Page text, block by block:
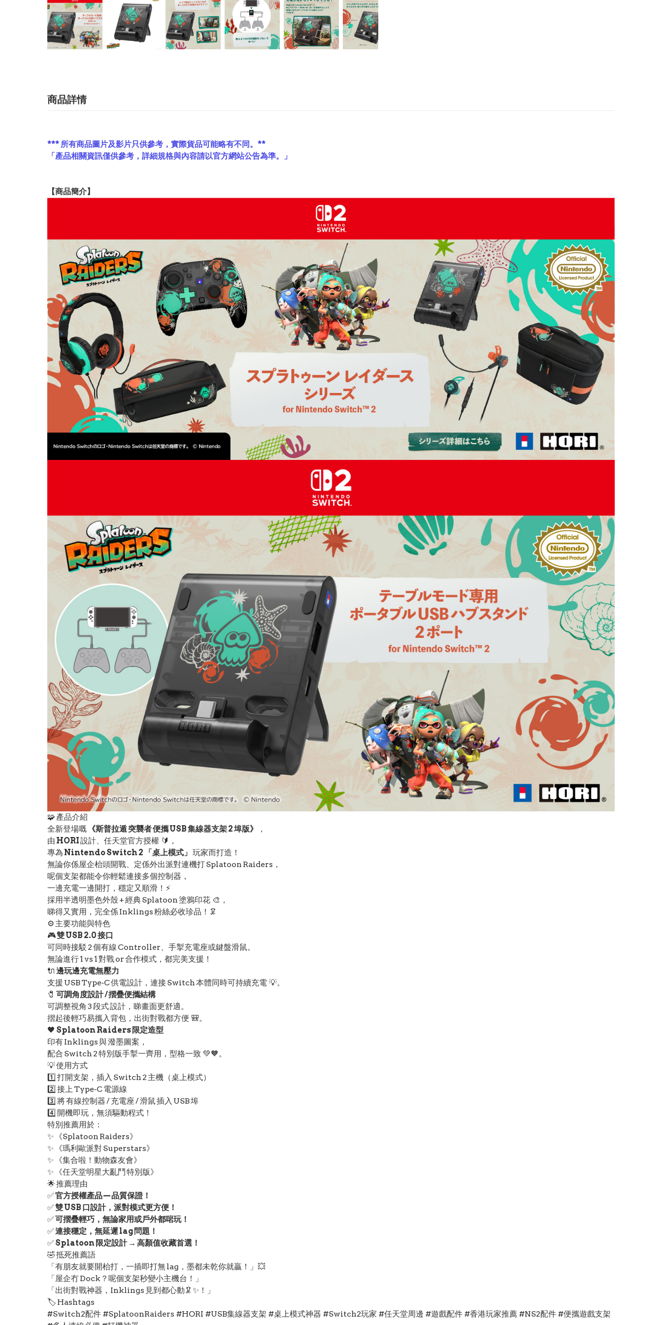
商品詳情
*** 所有商品圖片及影片只供參考，實際貨品可能略有不同。**
「產品相關資訊僅供參考，詳細規格與內容請以官方網站公告為準。」
【商品簡介】
🧩 產品介紹
全新登場嘅 《斯普拉遁 突襲者 便攜 USB 集線器支架 2 埠版》
，
由 HORI設計、任天堂官方授權 🔰，
專為 Nintendo Switch 2 「桌上模式」 玩家而打造！
無論你係屋企枱頭開戰、定係外出派對連機打 Splatoon Raiders，
呢個支架都能令你輕鬆連接多個控制器，
一邊充電一邊開打，穩定又順滑！⚡
採用半透明墨色外殼 + 經典 Splatoon 塗鴉印花 🎨，
睇得又實用，完全係 Inklings 粉絲必收珍品！🦑
⚙️ 主要功能與特色
🎮雙 USB 2.0 接口
可同時接駁 2 個有線 Controller、手掣充電座或鍵盤滑鼠。
無論進行 1 vs 1 對戰 or 合作模式，都完美支援！
🔌 邊玩邊充電無壓力
支援 USB Type‑C 供電設計，連接 Switch 本體同時可持續充電 💡。
🧷 可調角度設計 / 摺疊便攜結構
可調整視角 3 段式 設計，睇畫面更舒適。
摺起後輕巧易攜入背包，出街對戰都方便 🎒。
🖤 Splatoon Raiders 限定造型
印有 Inklings 與 潑墨圖案，
配合 Switch 2 特別版手掣一齊用，型格一致 💚🧡。
💡 使用方式
1️⃣ 打開支架，插入 Switch 2 主機（桌上模式）
2️⃣ 接上 Type‑C 電源線
3️⃣ 將 有線控制器 / 充電座 / 滑鼠 插入 USB 埠
4️⃣ 開機即玩，無須驅動程式！
特別推薦用於：
✨ 《Splatoon Raiders》
✨ 《瑪利歐派對 Superstars》
✨ 《集合啦！動物森友會》
✨ 《任天堂明星大亂鬥 特別版》
🌟 推薦理由
✅官方授權產品 — 品質保證！
✅雙 USB 口設計，派對模式更方便！
✅可摺疊輕巧，無論家用或戶外都啱玩！
✅連接穩定，無延遲 lag 問題！
✅ Splatoon 限定設計 → 高顏值收藏首選！
🤣 抵死推薦語
「有朋友就要開枱打，一插即打無 lag，墨都未乾你就贏！」💥
「屋企冇 Dock？呢個支架秒變小主機台！」
「出街對戰神器，Inklings 見到都心動🦑✨！」
🏷️ Hashtags
#Switch2配件 #SplatoonRaiders #HORI #USB集線器支架 #桌上模式神器 #Switch2玩家 #任天堂周邊 #遊戲配件 #香港玩家推薦 #NS2配件 #便攜遊戲支架